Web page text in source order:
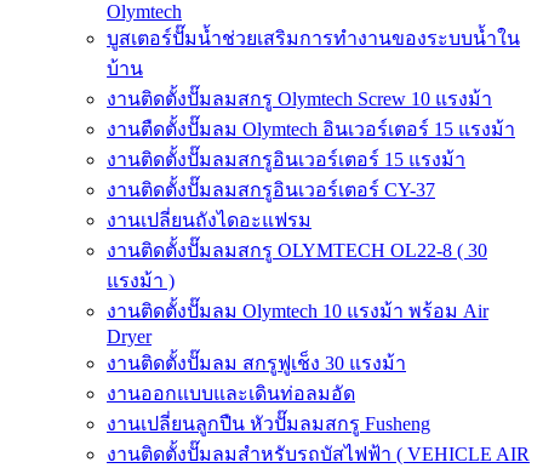
Olymtech
บูสเตอร์ปั๊มน้ำช่วยเสริมการทำงานของระบบน้ำใน
บ้าน
งานติดตั้งปั๊มลมสกรู Olymtech Screw 10 แรงม้า
งานตืดตั้งปั๊มลม Olymtech อินเวอร์เตอร์ 15 แรงม้า
งานติดตั้งปั๊มลมสกรูอินเวอร์เตอร์ 15 แรงม้า
งานติดตั้งปั๊มลมสกรูอินเวอร์เตอร์ CY-37
งานเปลี่ยนถังไดอะแฟรม
งานติดตั้งปั๊มลมสกรู OLYMTECH OL22-8 ( 30
แรงม้า )
งานติดตั้งปั๊มลม Olymtech 10 แรงม้า พร้อม Air
Dryer
งานติดตั้งปั๊มลม สกรูฟูเช็ง 30 แรงม้า
งานออกแบบและเดินท่อลมอัด
งานเปลี่ยนลูกปืน หัวปั๊มลมสกรู Fusheng
งานติดตั้งปั๊มลมสำหรับรถบัสไฟฟ้า ( VEHICLE AIR